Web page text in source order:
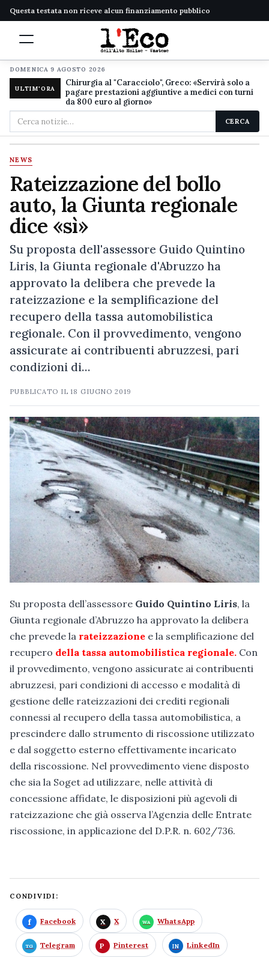
Questa testata non riceve alcun finanziamento pubblico
DOMENICA 9 AGOSTO 2026
ULTIM'ORA
Chirurgia al "Caracciolo", Greco: «Servirà solo a
pagare prestazioni aggiuntive a medici con turni
da 800 euro al giorno»
Cerca
nel
sito
CERCA
NEWS
Rateizzazione del bollo
auto, la Giunta regionale
dice «sì»
Su proposta dell'assessore Guido Quintino
Liris, la Giunta regionale d'Abruzzo ha
approvato la delibera che prevede la
rateizzazione e la semplificazione del
recupero della tassa automobilistica
regionale. Con il provvedimento, vengono
assicurate ai contribuenti abruzzesi, pari
condizioni di…
PUBBLICATO IL18 GIUGNO 2019
Su proposta dell’assessore Guido Quintino Liris, la
Giunta regionale d’Abruzzo ha approvato la delibera
che prevede la rateizzazione e la semplificazione del
recupero della tassa automobilistica regionale. Con
il provvedimento, vengono assicurate ai contribuenti
abruzzesi, pari condizioni di accesso e modalità di
gestione delle rateizzazioni dei crediti regionali
connessi al recupero della tassa automobilistica, a
prescindere dallo strumento di riscossione utilizzato
e dal soggetto esterno effettivamente incaricato
della riscossione. Nel provvedimento viene disposto
che sia la Soget ad utilizzare, nelle attività di
concessione affidate, le disposizioni più agevoli di
rateizzazione che già osserva l’Agenzia delle Entrate
riscossione, in applicazione del D.P.R. n. 602/736.
CONDIVIDI:
Facebook X WhatsApp
Telegram Pinterest LinkedIn